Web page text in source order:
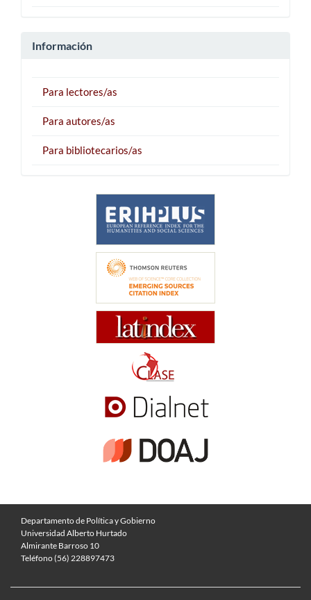
Información
Para lectores/as
Para autores/as
Para bibliotecarios/as
Departamento de Política y Gobierno
Universidad Alberto Hurtado
Almirante Barroso 10
Teléfono (56) 228897473